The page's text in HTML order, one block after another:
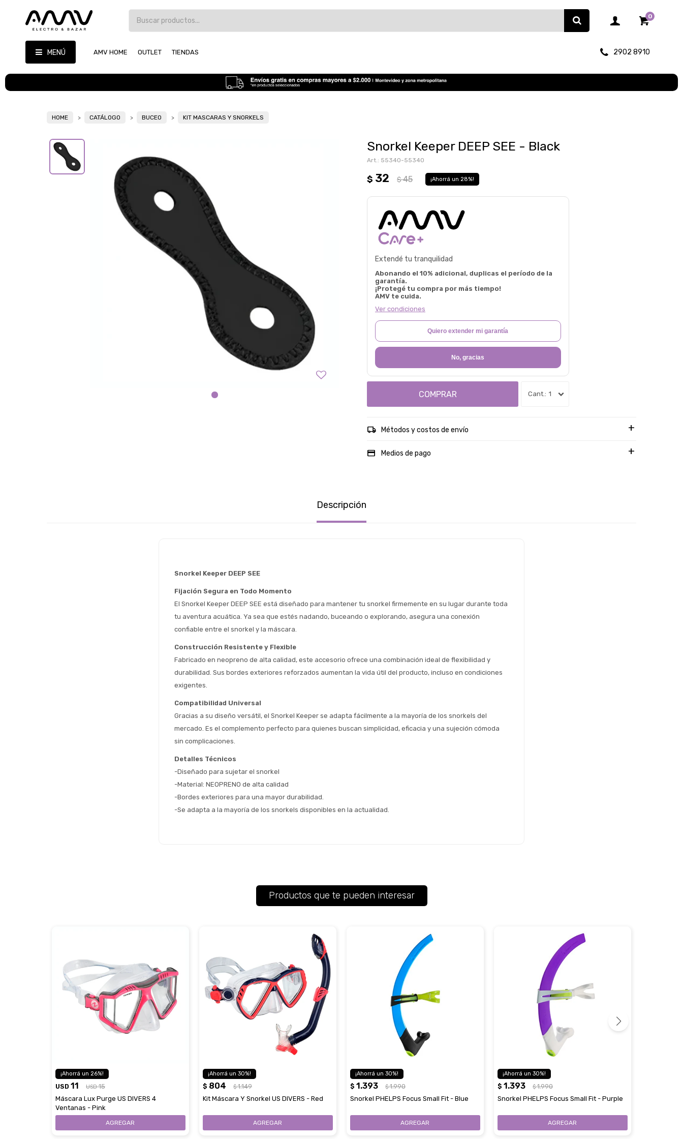
MENÚ AMV HOME OUTLET TIENDAS 2902 8910
0
HOME CATÁLOGO BUCEO KIT MASCARAS Y SNORKELS
Snorkel Keeper DEEP SEE - Black
55340-55340
$ 32 $ 45 28
Extendé tu tranquilidad
Abonando el 10% adicional, duplicas el período de la
garantía.
¡Protegé tu compra por más tiempo!
AMV te cuida.
Ver condiciones
Quiero extender mi garantía
No, gracias
1
COMPRAR
Métodos y costos de envío
Medios de pago
Descripción
Snorkel Keeper DEEP SEE
Fijación Segura en Todo Momento
El Snorkel Keeper DEEP SEE está diseñado para mantener tu snorkel firmemente en su lugar durante toda
tu aventura acuática. Ya sea que estés nadando, buceando o explorando, asegura una conexión
confiable entre el snorkel y la máscara.
Construcción Resistente y Flexible
Fabricado en neopreno de alta calidad, este accesorio ofrece una combinación ideal de flexibilidad y
durabilidad. Sus bordes exteriores reforzados aumentan la vida útil del producto, incluso en condiciones
exigentes.
Compatibilidad Universal
Gracias a su diseño versátil, el Snorkel Keeper se adapta fácilmente a la mayoría de los snorkels del
mercado. Es el complemento perfecto para quienes buscan simplicidad, eficacia y una sujeción cómoda
sin complicaciones.
Detalles Técnicos
-Diseñado para sujetar el snorkel
-Material: NEOPRENO de alta calidad
-Bordes exteriores para una mayor durabilidad.
-Se adapta a la mayoría de los snorkels disponibles en la actualidad.
Productos que te pueden interesar
26
USD 11 USD 15
Máscara Lux Purge US DIVERS 4
Ventanas - Pink
30
$ 804 $ 1.149
Kit Máscara Y Snorkel US DIVERS - Red
30
$ 1.393 $ 1.990
Snorkel PHELPS Focus Small Fit - Blue
30
$ 1.393 $ 1.990
Snorkel PHELPS Focus Small Fit - Purple
Comprá ahora y Pagá
Después, hasta en 12
tarjeta de crédito
Estimado/a
¡Tenés hasta
para comprar en las cuotas
Seleccioná Pago Después como metodo
Ups!
preguntas@pagodespues.com.uy